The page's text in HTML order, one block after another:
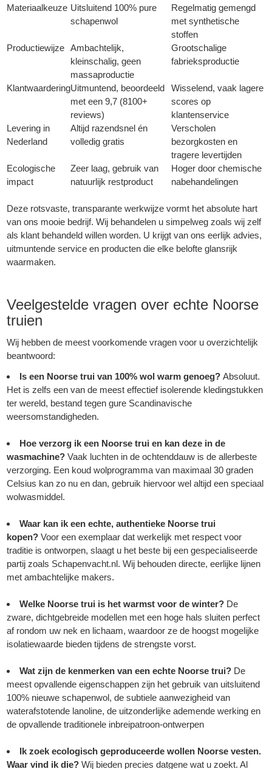
Materiaalkeuze Uitsluitend 100% pure
schapenwol
Regelmatig gemengd
met synthetische
stoffen
Productiewijze Ambachtelijk,
kleinschalig, geen
massaproductie
Grootschalige
fabrieksproductie
KlantwaarderingUitmuntend, beoordeeld
met een 9,7 (8100+
reviews)
Wisselend, vaak lagere
scores op
klantenservice
Levering in
Nederland
Altijd razendsnel én
volledig gratis
Verscholen
bezorgkosten en
tragere levertijden
Ecologische
impact
Zeer laag, gebruik van
natuurlijk restproduct
Hoger door chemische
nabehandelingen
Deze rotsvaste, transparante werkwijze vormt het absolute hart
van ons mooie bedrijf. Wij behandelen u simpelweg zoals wij zelf
als klant behandeld willen worden. U krijgt van ons eerlijk advies,
uitmuntende service en producten die elke belofte glansrijk
waarmaken.
Veelgestelde vragen over echte Noorse
truien
Wij hebben de meest voorkomende vragen voor u overzichtelijk
beantwoord:
Is een Noorse trui van 100% wol warm genoeg? Absoluut.
Het is zelfs een van de meest effectief isolerende kledingstukken
ter wereld, bestand tegen gure Scandinavische
weersomstandigheden.
Hoe verzorg ik een Noorse trui en kan deze in de
wasmachine? Vaak luchten in de ochtenddauw is de allerbeste
verzorging. Een koud wolprogramma van maximaal 30 graden
Celsius kan zo nu en dan, gebruik hiervoor wel altijd een speciaal
wolwasmiddel.
Waar kan ik een echte, authentieke Noorse trui
kopen? Voor een exemplaar dat werkelijk met respect voor
traditie is ontworpen, slaagt u het beste bij een gespecialiseerde
partij zoals Schapenvacht.nl. Wij behouden directe, eerlijke lijnen
met ambachtelijke makers.
Welke Noorse trui is het warmst voor de winter? De
zware, dichtgebreide modellen met een hoge hals sluiten perfect
af rondom uw nek en lichaam, waardoor ze de hoogst mogelijke
isolatiewaarde bieden tijdens de strengste vorst.
Wat zijn de kenmerken van een echte Noorse trui? De
meest opvallende eigenschappen zijn het gebruik van uitsluitend
100% nieuwe schapenwol, de subtiele aanwezigheid van
waterafstotende lanoline, de uitzonderlijke ademende werking en
de opvallende traditionele inbreipatroon-ontwerpen
Ik zoek ecologisch geproduceerde wollen Noorse vesten.
Waar vind ik die? Wij bieden precies datgene wat u zoekt. Al